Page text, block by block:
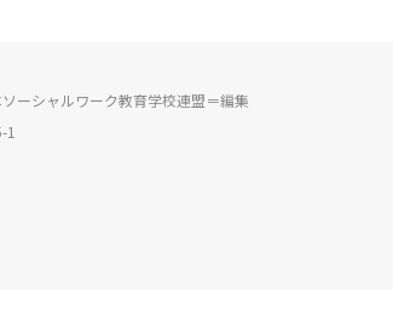
ーシャルワーク教育学校連盟＝編集
1